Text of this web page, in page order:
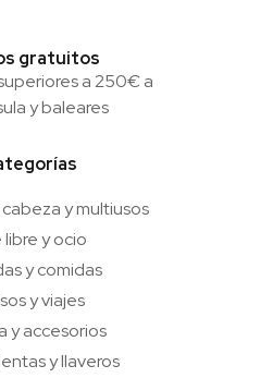
gratuitos
a 250€ a
y baleares
y multiusos
libre y ocio
y comidas
y viajes
y accesorios
y llaveros